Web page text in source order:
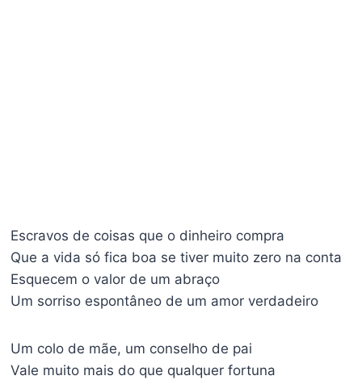
Escravos de coisas que o dinheiro compra
Que a vida só fica boa se tiver muito zero na conta
Esquecem o valor de um abraço
Um sorriso espontâneo de um amor verdadeiro
Um colo de mãe, um conselho de pai
Vale muito mais do que qualquer fortuna